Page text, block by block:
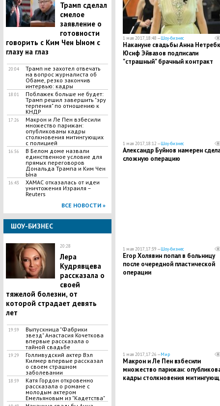
Трамп сделал
смелое
заявление о
готовности
говорить с Ким Чен Ыном с
глазу на глаз
20:04
Трамп не захотел отвечать
на вопрос журналиста об
Обаме, резко закончив
интервью: кадры
18:01
Поблажек больше не будет:
Трамп решил завершить "эру
терпения" по отношению к
КНДР
17:26
Макрон и Ле Пен взбесили
множество парижан:
опубликованы кадры
столкновения митингующих
с полицией
16:56
В Белом доме назвали
единственное условие для
прямых переговоров
Дональда Трампа и Ким Чен
Ына
16:43
ХАМАС отказалась от идеи
уничтожения Израиля –
Reuters
ВСЕ НОВОСТИ »
ШОУ-БИЗНЕС
20:28
Лера
Кудрявцева
рассказала о
своей
тяжелой болезни, от
которой страдает девять
лет
19:59
Выпускница "Фабрики
звезд" Анастасия Кочеткова
впервые рассказала о
тайной свадьбе
19:29
Голливудский актер Вэл
Килмер впервые рассказал
о своем страшном
заболевании
18:59
Катя Гордон откровенно
рассказала о романе с
молодым актером
Емельяновым из "Кадетства"
1 мая 2017, 18:48 —Шоу-бизнес
Накануне свадьбы Анна
Юсиф Эйвазов подписали
"страшный" брачный контракт
1 мая 2017, 18:12 —Шоу-бизнес
Александр Буйнов намерен
сложную операцию
1 мая 2017, 17:39 —Шоу-бизнес
Егор Холявин попал в больницу
после очередной пластической
операции
1 мая 2017, 17:26 —Мир
Макрон и Ле Пен взбесили
множество парижан:
кадры столкновения